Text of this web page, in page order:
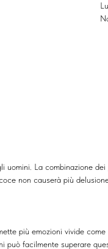
La combinazione
non causerà più
più emozioni vivide
facilmente superare